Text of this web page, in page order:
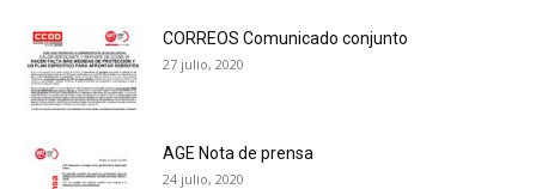
CORREOS Comunicado conjunto
27 julio, 2020
AGE Nota de prensa
24 julio, 2020